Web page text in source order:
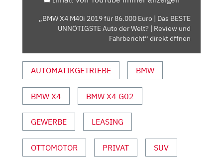
DER
WELT?
|
REVIEW
FAHRBERICHT“
VON
YOUTUBE
ANZEIGEN
„BMW X4 M40i 2019 für 86.000 Euro | Das BESTE
UNNÖTIGSTE Auto der Welt? | Review und
Fahrbericht“ direkt öffnen
AUTOMATIKGETRIEBE BMW
BMW X4 BMW X4 G02
GEWERBE LEASING
OTTOMOTOR PRIVAT SUV